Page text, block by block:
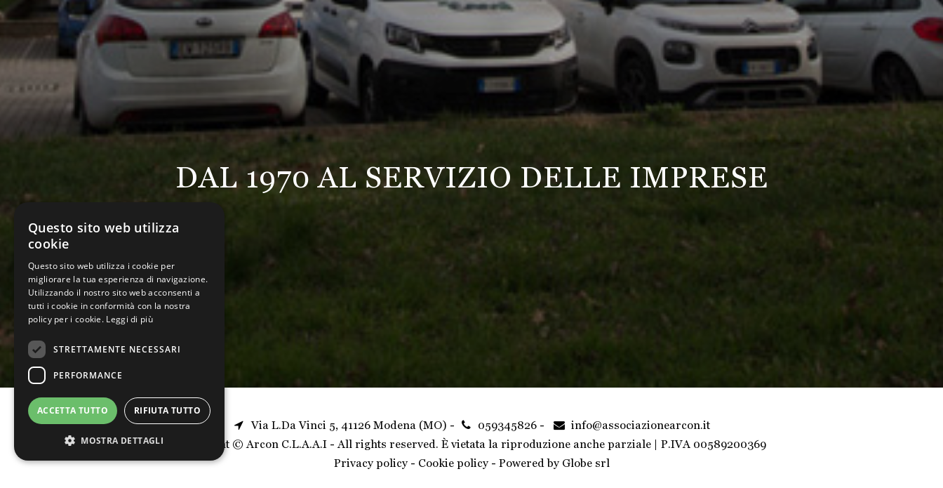
DAL 1970 AL SERVIZIO DELLE IMPRESE
Via L.Da Vinci 5, 41126 Modena (MO) - 059345826 -
info@associazionearcon.it
Copyright © Arcon C.L.A.A.I - All rights reserved. È vietata la riproduzione anche parziale | P.IVA 00589200369
Privacy policy- Cookie policy- Powered by Globe srl
Questo sito web utilizza
cookie
Questo sito web utilizza i cookie per
migliorare la tua esperienza di navigazione.
Utilizzando il nostro sito web acconsenti a
tutti i cookie in conformità con la nostra
policy per i cookie. Leggi di più
STRETTAMENTE NECESSARI
PERFORMANCE
ACCETTA TUTTO RIFIUTA TUTTO
MOSTRA DETTAGLI